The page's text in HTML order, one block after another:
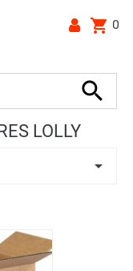
shopping_cart 0

LOLLY
